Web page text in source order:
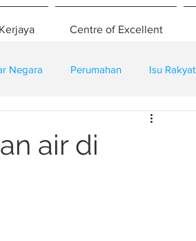
Centre of Excellent
Negara Perumahan Isu Rakyat
air di